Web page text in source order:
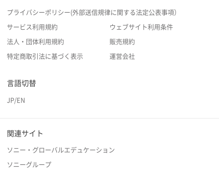
プライバシーポリシー(外部送信規律に関する法定公表事項）
サービス利用規約 ウェブサイト利用条件
法人・団体利用規約 販売規約
特定商取引法に基づく表示 運営会社
言語切替
JP/EN
関連サイト
ソニー・グローバルエデュケーション
ソニーグループ